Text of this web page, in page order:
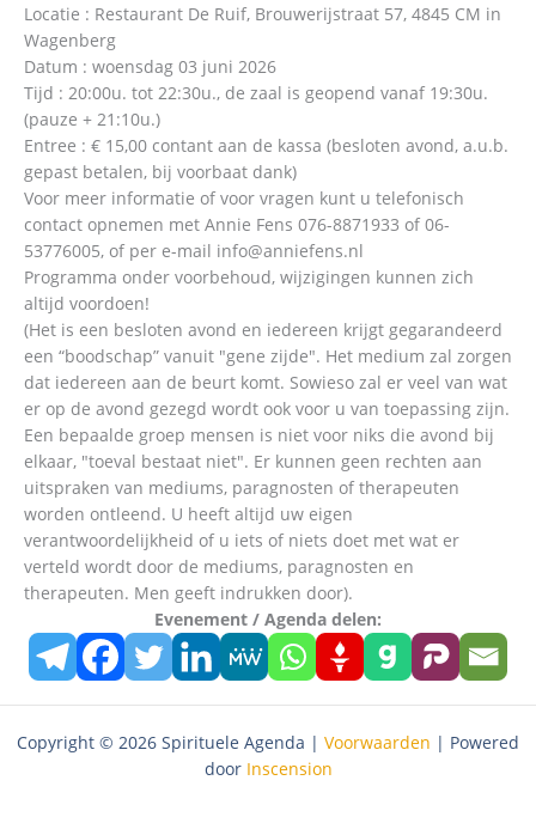
Locatie : Restaurant De Ruif, Brouwerijstraat 57, 4845 CM in
Wagenberg
Datum : woensdag 03 juni 2026
Tijd : 20:00u. tot 22:30u., de zaal is geopend vanaf 19:30u.
(pauze + 21:10u.)
Entree : € 15,00 contant aan de kassa (besloten avond, a.u.b.
gepast betalen, bij voorbaat dank)
Voor meer informatie of voor vragen kunt u telefonisch
contact opnemen met Annie Fens 076-8871933 of 06-
53776005, of per e-mail info@anniefens.nl
Programma onder voorbehoud, wijzigingen kunnen zich
altijd voordoen!
(Het is een besloten avond en iedereen krijgt gegarandeerd
een “boodschap” vanuit "gene zijde". Het medium zal zorgen
dat iedereen aan de beurt komt. Sowieso zal er veel van wat
er op de avond gezegd wordt ook voor u van toepassing zijn.
Een bepaalde groep mensen is niet voor niks die avond bij
elkaar, "toeval bestaat niet". Er kunnen geen rechten aan
uitspraken van mediums, paragnosten of therapeuten
worden ontleend. U heeft altijd uw eigen
verantwoordelijkheid of u iets of niets doet met wat er
verteld wordt door de mediums, paragnosten en
therapeuten. Men geeft indrukken door).
Evenement / Agenda delen:
Copyright © 2026 Spirituele Agenda | Voorwaarden | Powered
door Inscension